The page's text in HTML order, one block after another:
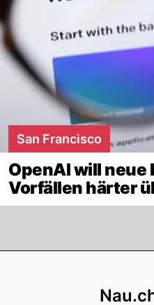
San Francisco
OpenAI will neue
Vorfällen härter